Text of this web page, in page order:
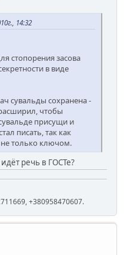
14:32
стопорения засова
в виде
сувальды сохранена -
чтобы
присущи и
писать, так как
не только ключом.
речь в ГОСТе?
+380958470607.